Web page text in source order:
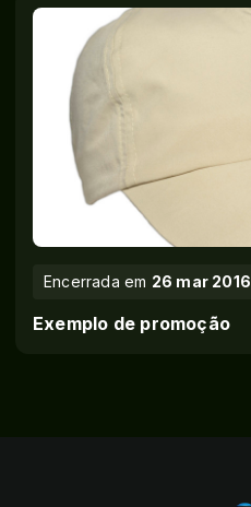
Encerrada em 26 mar 2016
Exemplo de promoção